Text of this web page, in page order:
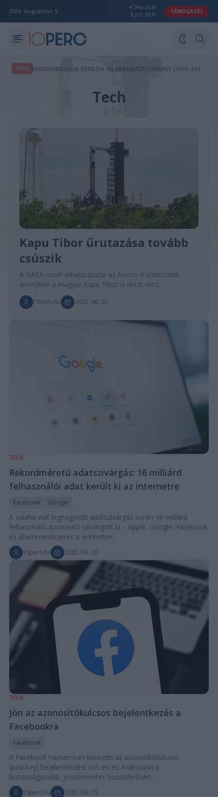
2026. Augusztus 9.
364.50 Ft
315.99 Ft
TÁMOGATÁS
FRISS NOVEMBERBEN ÉRKEZIK AZ EBENEZER JOHNNY DEPP-PEL
Tech
Kapu Tibor űrutazása tovább
csúszik
A NASA ismét elhalasztotta az Axiom-4 űrmissziót,
amelyben a magyar Kapu Tibor is részt vesz.
10perc.hu 2025. 06. 20.
TECH
Rekordméretű adatszivárgás: 16 milliárd
felhasználói adat került ki az internetre
Facebook Google
A valaha volt legnagyobb adatszivárgás során 16 milliárd
felhasználói azonosító szivárgott ki – Apple, Google, Facebook
és állami rendszerek is érintettek.
10perc.hu 2025. 06. 20.
TECH
Jön az azonosítókulcsos bejelentkezés a
Facebookra
Facebook
A Facebook hamarosan bevezeti az azonosítókulcsos
(passkey) bejelentkezést iOS-en és Androidon a
biztonságosabb, jelszómentes hozzáférésért.
10perc.hu 2025. 06. 19.